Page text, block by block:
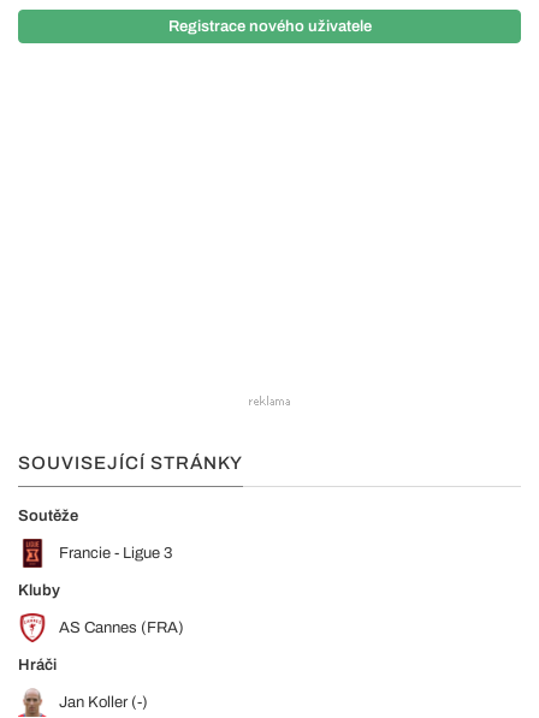
Registrace nového uživatele
SOUVISEJÍCÍ STRÁNKY
Soutěže
Francie - Ligue 3
Kluby
AS Cannes (FRA)
Hráči
Jan Koller (-)